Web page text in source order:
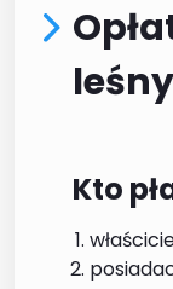
leśny
Kto